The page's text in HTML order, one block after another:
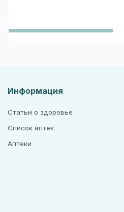
Информация
Статьи о здоровье
Список аптек
Аптеки